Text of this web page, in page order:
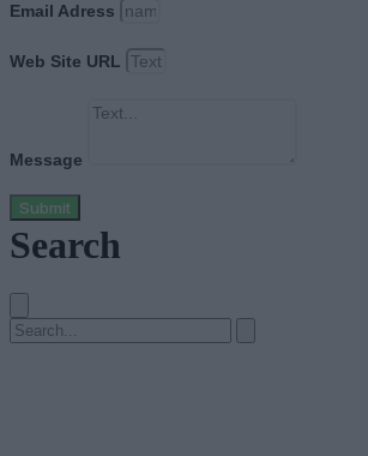
Email Adress
Web Site URL
Message
Submit
Search